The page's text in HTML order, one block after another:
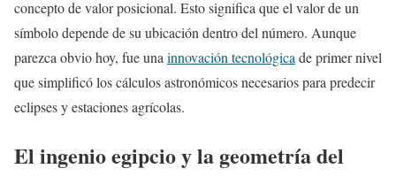
concepto de valor posicional. Esto significa que el valor de un
símbolo depende de su ubicación dentro del número. Aunque
parezca obvio hoy, fue unainnovación tecnológicade primer nivel
que simplificó los cálculos astronómicos necesarios para predecir
eclipses y estaciones agrícolas.
El ingenio egipcio y la geometría del